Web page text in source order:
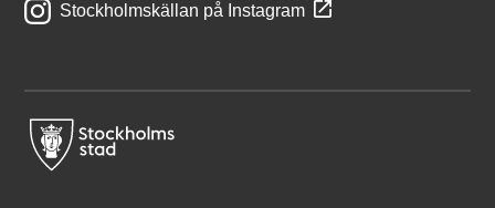
Stockholmskällan på Instagram